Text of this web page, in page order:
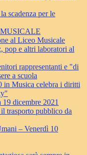
scadenza per le
al Liceo Musicale
pop e altri laboratori al
rappresentanti e "di
a scuola
in Musica celebra i diritti
dicembre 2021
trasporto pubblico da
– Venerdì 10